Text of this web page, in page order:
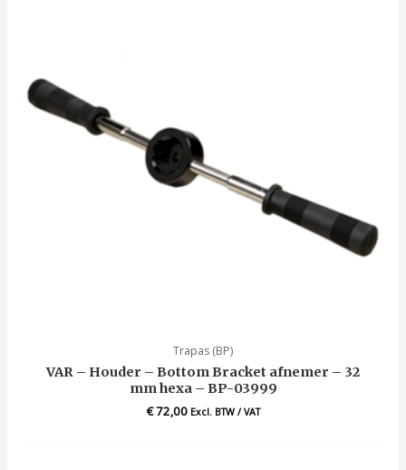
Trapas (BP)
VAR – Houder – Bottom Bracket afnemer – 32
mm hexa – BP-03999
€72,00 Excl. BTW / VAT